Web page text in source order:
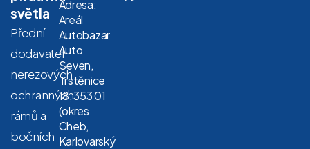
světla
Přední
dodavatel
nerezových
ochranných
rámů a
bočních
Adresa:
Areál
Autobazar
Auto
Seven,
Trstěnice
18, 353 01
(okres
Cheb,
Karlovarský